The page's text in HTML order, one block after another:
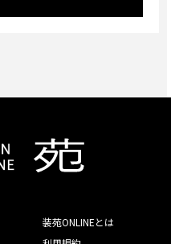
装苑ONLINEとは